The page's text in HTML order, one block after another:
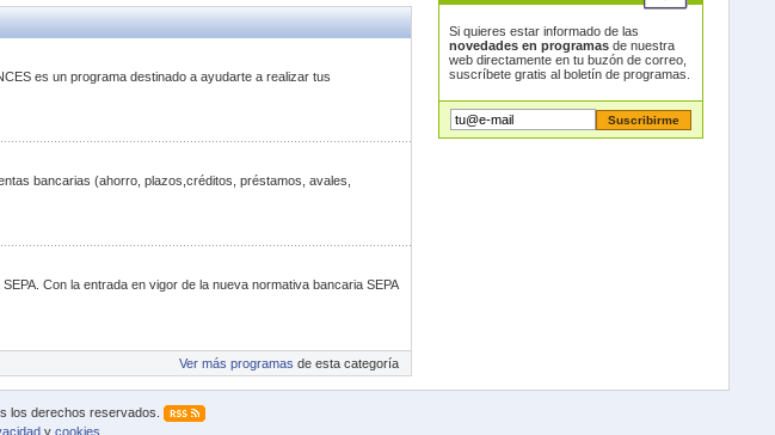
es un programa destinado a ayudarte a realizar tus
bancarias (ahorro, plazos,créditos, préstamos, avales,
Con la entrada en vigor de la nueva normativa bancaria SEPA
Ver más programas de esta categoría
Si quieres estar informado de las
novedades en programasde nuestra
web directamente en tu buzón de correo,
suscríbete gratis al boletín de programas.
los derechos reservados.
y cookies